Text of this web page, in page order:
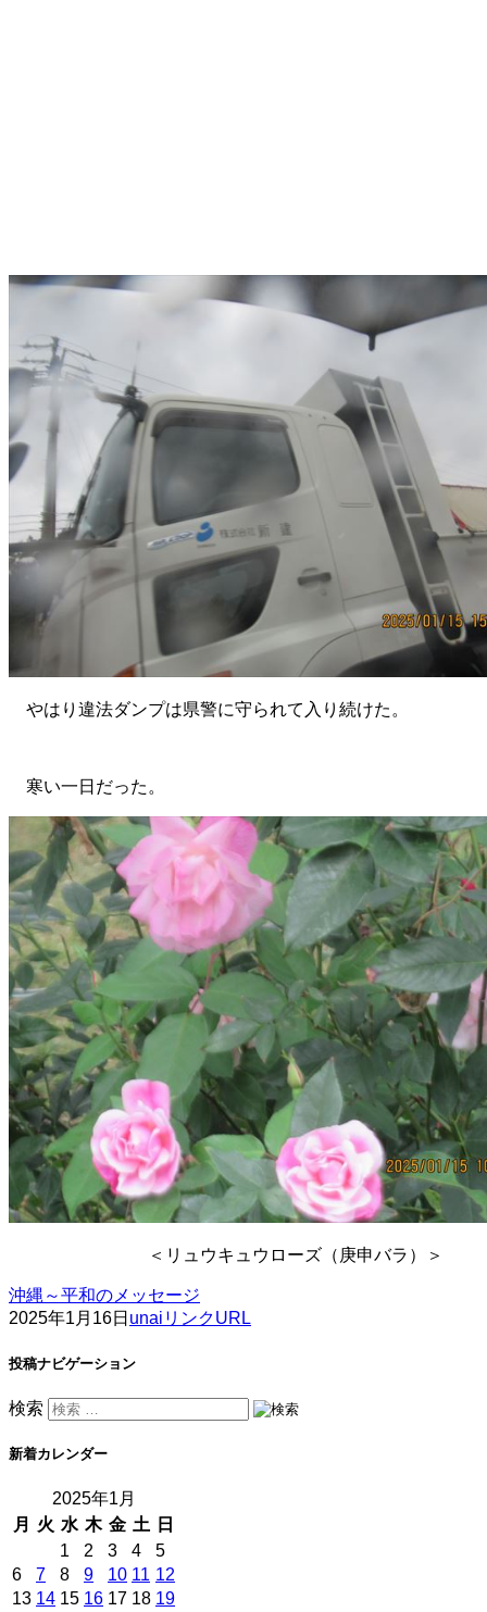
やはり違法ダンプは県警に守られて入り続けた。
寒い一日だった。
＜リュウキュウローズ（庚申バラ）＞
沖縄～平和のメッセージ
2025年1月16日 unai リンクURL
投稿ナビゲーション
検索
新着カレンダー
2025年1月
月
火 水 木 金 土
日
1
2 3 4
5
6
7 8 9 10 11 12
13 14 15 16 17 18 19